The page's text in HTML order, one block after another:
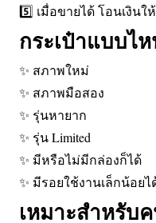
5️⃣ เมื่อขายได้ โอนเงินใ
กระเป๋าแบบไ
✨ สภาพใหม่
✨ สภาพมือสอง
✨ รุ่นหายาก
✨ รุ่น Limited
✨ มีหรือไม่มีกล่องก็ได้
✨ มีรอยใช้งานเล็กน้อยไ
เหมาะสำหรับ